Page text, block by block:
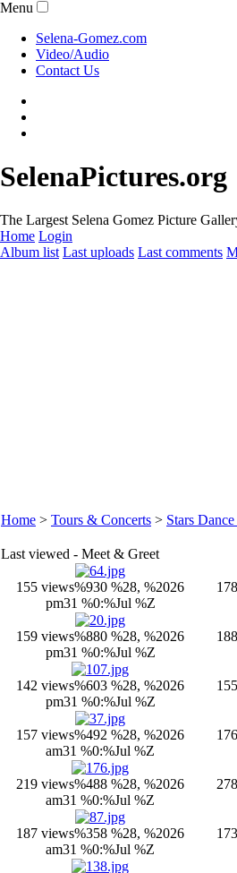
Menu
Selena-Gomez.com
Video/Audio
Contact Us
SelenaPictures.org
The Largest Selena Gomez Picture
Home Login
Album list Last uploads Last comments
Home > Tours & Concerts > Stars
Last viewed - Meet & Greet
155 views%930 %28, %2026
pm31 %0:%Jul %Z
159 views%880 %28, %2026
pm31 %0:%Jul %Z
142 views%603 %28, %2026
pm31 %0:%Jul %Z
157 views%492 %28, %2026
am31 %0:%Jul %Z
219 views%488 %28, %2026
am31 %0:%Jul %Z
187 views%358 %28, %2026
am31 %0:%Jul %Z